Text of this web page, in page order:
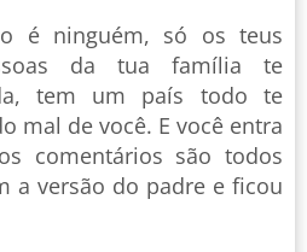
é ninguém, só os teus
da tua família te
tem um país todo te
mal de você. E você entra
comentários são todos
a versão do padre e ficou